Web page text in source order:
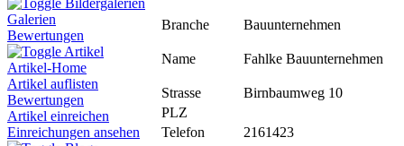
Bildergalerien
Galerien
Bewertungen
Artikel
Artikel-Home
Artikel auflisten
Bewertungen
Artikel einreichen
Einreichungen ansehen
Branche Bauunternehmen
Name Fahlke Bauunternehmen
Strasse
Birnbaumweg 10
PLZ
Telefon
2161423